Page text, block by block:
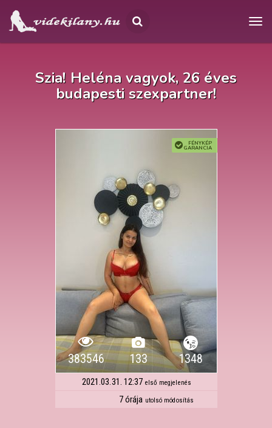
Szia! Heléna vagyok, 26 éves
budapesti szexpartner!
FÉNYKÉP
GARANCIA
383546 133 1348
2021.03.31. 12:37 első megjelenés
7 órája utolsó módosítás